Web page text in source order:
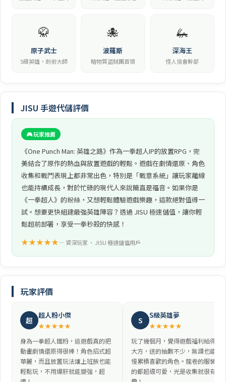
🥋
原子武士
S級英雄，劍術大師
🐙
波羅斯
暗物質盜賊團首領
🦗
深海王
怪人協會幹部
JISU 手遊代儲評價
🎮 玩家推薦
《One Punch Man: 英雄之路》作為一拳超人IP的放置RPG，完
美結合了原作的熱血與放置遊戲的輕鬆。遊戲在劇情還原、角色
收集和戰鬥表現上都非常出色，特別是「戰意系統」讓玩家離線
也能持續成長，對於忙碌的現代人來說簡直是福音。如果你是
《一拳超人》的粉絲，又想輕鬆體驗遊戲樂趣，這款絕對值得一
試。想要更快組建最強英雄陣容？透過 JISU 極速儲值，讓你輕
鬆超前部署，享受一拳秒殺的快感！
★★★★★— 資深玩家 • JISU 極速儲值用戶
玩家評價
超 超人粉小傑
★★★★★
身為一拳超人鐵粉，這遊戲真的把
動畫劇情還原得很棒！角色招式超
華麗，而且放置玩法讓上班族也能
輕鬆玩，不用爆肝就能變強，超
S S級英雄夢
★★★★★
玩了幾個月，覺得遊戲福利給得很
大方，送的抽數不少，無課也能慢
慢累積喜歡的角色。龍卷的服裝真
的都超級可愛，光是收集就很有